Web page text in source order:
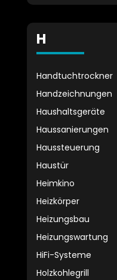
H
Handtuchtrockner
Handzeichnungen
Haushaltsgeräte
Haussanierungen
Haussteuerung
Haustür
Heimkino
Heizkörper
Heizungsbau
Heizungswartung
HiFi-Systeme
Holzkohlegrill